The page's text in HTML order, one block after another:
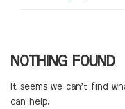
NOTHING FOUND
It seems we can’t find
can help.